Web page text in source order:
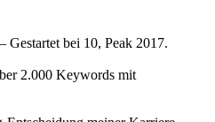
Gestartet bei 10, Peak 2017.
2.000 Keywords mit